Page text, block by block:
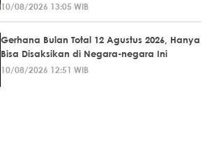
10/08/2026 13:05 WIB
Gerhana Bulan Total 12 Agustus 2026, Hanya
Bisa Disaksikan di Negara-negara Ini
10/08/2026 12:51 WIB